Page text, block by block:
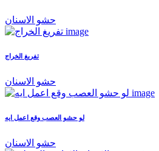
حشو الاسنان
تفريغ الخراج
حشو الاسنان
لو حشو العصب وقع اعمل ايه
حشو الاسنان